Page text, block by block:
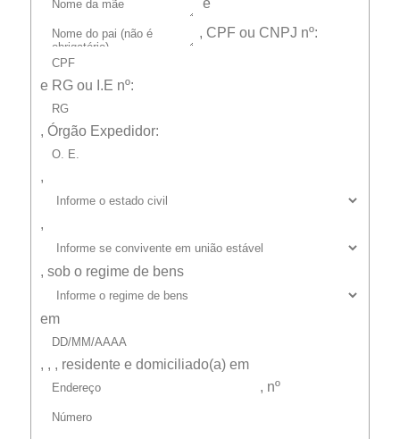
, CPF ou CNPJ nº:
e RG ou I.E nº:
, Órgão Expedidor:
,
,
, sob o regime de bens
em
, , , residente e domiciliado(a) em
, nº